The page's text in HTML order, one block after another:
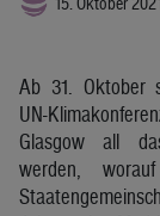
Ab 31. Oktober
UN-
Glasgow all
werden,